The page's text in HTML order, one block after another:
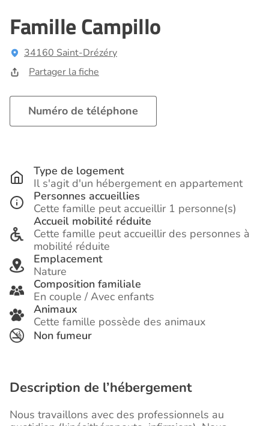
Famille Campillo
34160 Saint-Drézéry
Partager la fiche
Numéro de téléphone
Type de logement
Il s'agit d'un hébergement en appartement
Personnes accueillies
Cette famille peut accueillir 1 personne(s)
Accueil mobilité réduite
Cette famille peut accueillir des personnes à
mobilité réduite
Emplacement
Nature
Composition familiale
En couple / Avec enfants
Animaux
Cette famille possède des animaux
Non fumeur
Description de l’hébergement
Nous travaillons avec des professionnels au